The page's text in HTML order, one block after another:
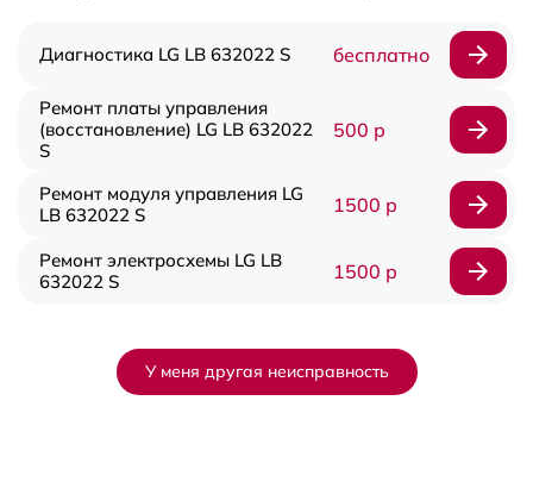
Диагностика LG LB 632022 S бесплатно
Ремонт платы управления
(восстановление) LG LB 632022
S
500 р
Ремонт модуля управления LG
LB 632022 S
1500 р
Ремонт электросхемы LG LB
632022 S
1500 р
У меня другая неисправность